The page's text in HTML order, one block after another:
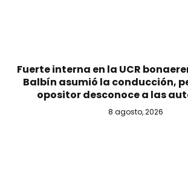
Fuerte interna en la UCR
Balbín asumió la conducción,
opositor desconoce a las
8 agosto, 2026